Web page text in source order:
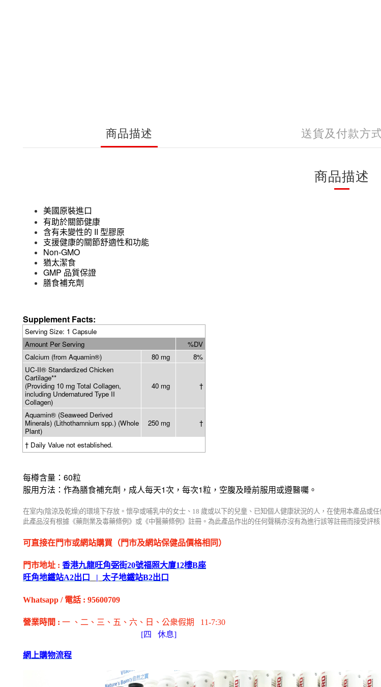
商品描述 送貨及付款方
商品描述
美國原裝進口
有助於關節健康
含有未變性的 II 型膠原
支援健康的關節舒適性和功能
Non-GMO
猶太潔食
GMP 品質保證
膳食補充劑
Supplement Facts:
Serving Size: 1 Capsule
Amount Per Serving
%DV
Calcium (from Aquamin®)
80 mg
8%
UC-II® Standardized Chicken
Cartilage**
(Providing 10 mg Total Collagen,
including Undernatured Type II
Collagen)
40 mg †
Aquamin® (Seaweed Derived
Minerals) (Lithothamnium spp.) (Whole
Plant)
250 mg †
† Daily Value not established.
每樽含量： 60粒
服用方法：作為膳食補充劑，成人每天1次，每次1粒，空腹及睡前服用或遵醫囑。
在室内(陰涼及乾燥)的環境下存放。懷孕或哺乳中的女士、 18 歲或以下的兒童、已知個人健康狀況的人，在使用本產品或
此產品沒有根據《藥劑業及毒藥條例》或《中醫藥條例》註冊。為此產品作出的任何聲稱亦沒有為進行該等註冊而接受評
可直接在門市或網站購買（門市及網站保健品價格相同）
門市地址 : 香港九龍旺角弼街20號福照大廈12樓B座
旺角地鐵站A2出 口 | 太子地鐵站B2出 口
Whatsapp / 電話 : 95600709
營業時間 : 一 、二、三、五 、六 、日 、公衆假期
11-7:30
[四 休息]
網上購物流程